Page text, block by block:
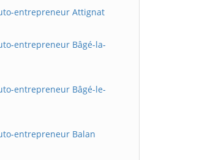
entrepreneur Attignat
entrepreneur Bâgé-la-
entrepreneur Bâgé-le-
entrepreneur Balan